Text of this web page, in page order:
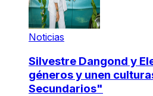
Noticias
Silvestre Dangond y
géneros y unen
Secundarios"